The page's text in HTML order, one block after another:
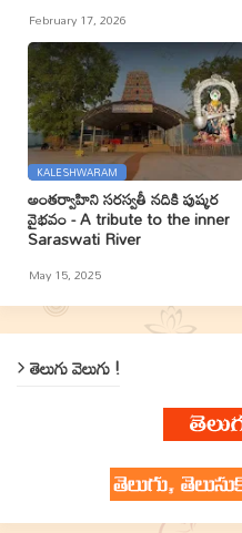
February 17, 2026
KALESHWARAM
అంతర్వాహిని సరస్వతీ నదికి పుష్కర
వైభవం - A tribute to the inner
Saraswati River
May 15, 2025
తెలుగు వెలుగు !